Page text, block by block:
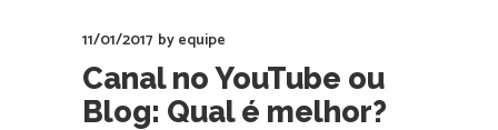
11/01/2017 byequipe
Canal no YouTube ou
Blog: Qual é melhor?